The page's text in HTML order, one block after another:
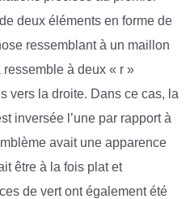
deux éléments en forme de
ressemblant à un maillon
à deux « r »
vers la droite. Dans ce cas, la
inversée l’une par rapport à
avait une apparence
être à la fois plat et
de vert ont également été